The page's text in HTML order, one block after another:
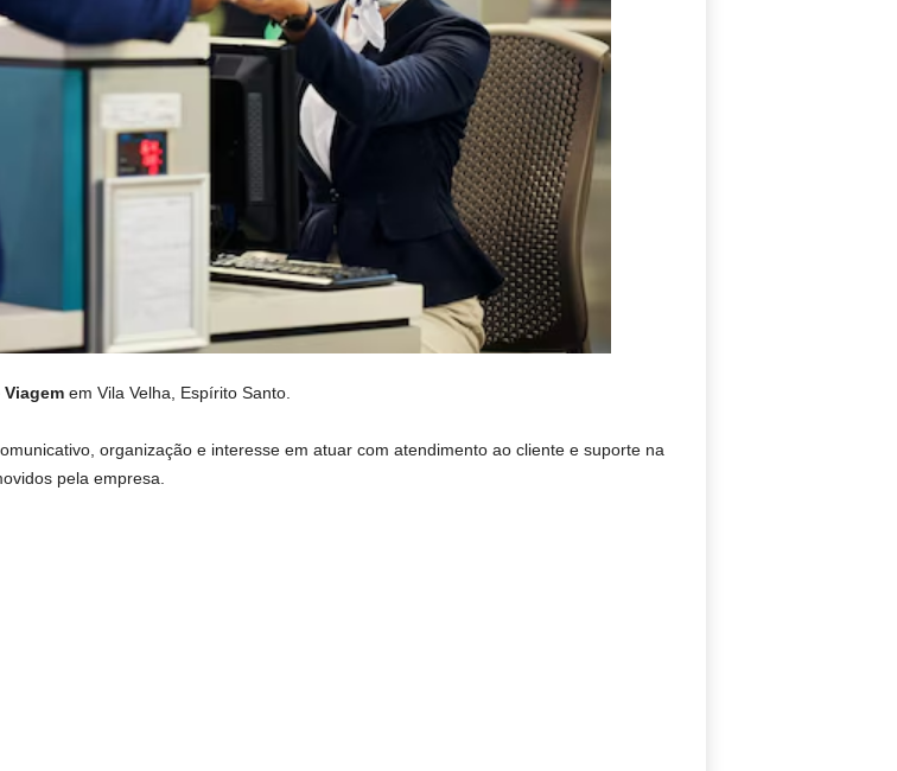
em Vila Velha, Espírito Santo.
organização e interesse em atuar com atendimento ao cliente e suporte na
pela empresa.